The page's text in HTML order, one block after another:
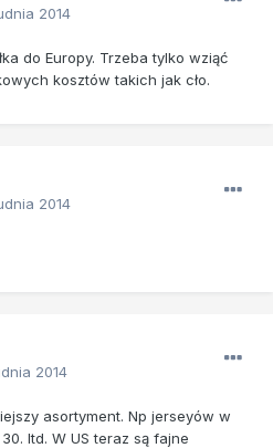
2014
do Europy. Trzeba tylko wziąć
kosztów takich jak cło.
2014
2014
asortyment. Np jerseyów w
Itd. W US teraz są fajne